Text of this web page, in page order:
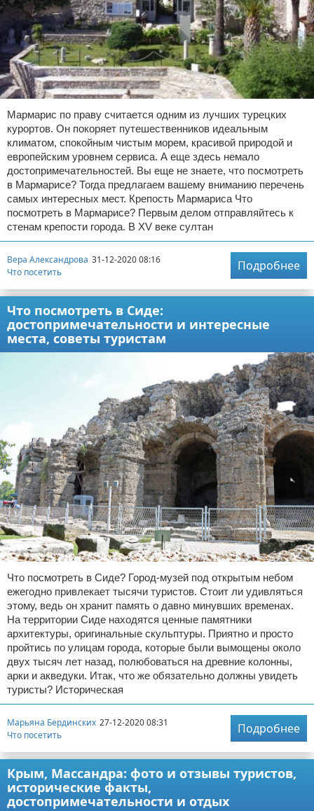
Мармарис по праву считается одним из лучших турецких
курортов. Он покоряет путешественников идеальным
климатом, спокойным чистым морем, красивой природой и
европейским уровнем сервиса. А еще здесь немало
достопримечательностей. Вы еще не знаете, что посмотреть
в Мармарисе? Тогда предлагаем вашему вниманию перечень
самых интересных мест. Крепость Мармариса Что
посмотреть в Мармарисе? Первым делом отправляйтесь к
стенам крепости города. В XV веке султан
Вера Александрова 31-12-2020 08:16
Что посетить
Подробнее
Что посмотреть в Сиде:
достопримечательности и интересные
места, советы туристам
Что посмотреть в Сиде? Город-музей под открытым небом
ежегодно привлекает тысячи туристов. Стоит ли удивляться
этому, ведь он хранит память о давно минувших временах.
На территории Сиде находятся ценные памятники
архитектуры, оригинальные скульптуры. Приятно и просто
пройтись по улицам города, которые были вымощены около
двух тысяч лет назад, полюбоваться на древние колонны,
арки и акведуки. Итак, что же обязательно должны увидеть
туристы? Историческая
Марьяна Бердинских 27-12-2020 08:31
Что посетить
Подробнее
Крым, Массандра: фото и отзывы туристов,
исторические факты,
достопримечательности и отдых